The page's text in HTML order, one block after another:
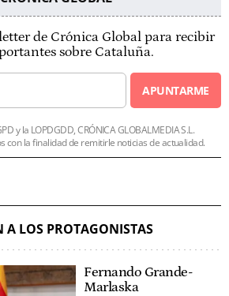
de Crónica Global para recibir
sobre Cataluña.
APUNTARME
y la LOPDGDD, CRÓNICA GLOBALMEDIA S.L.
con la finalidad de remitirle noticias de actualidad.
A LOS PROTAGONISTAS
Fernando Grande-
Marlaska